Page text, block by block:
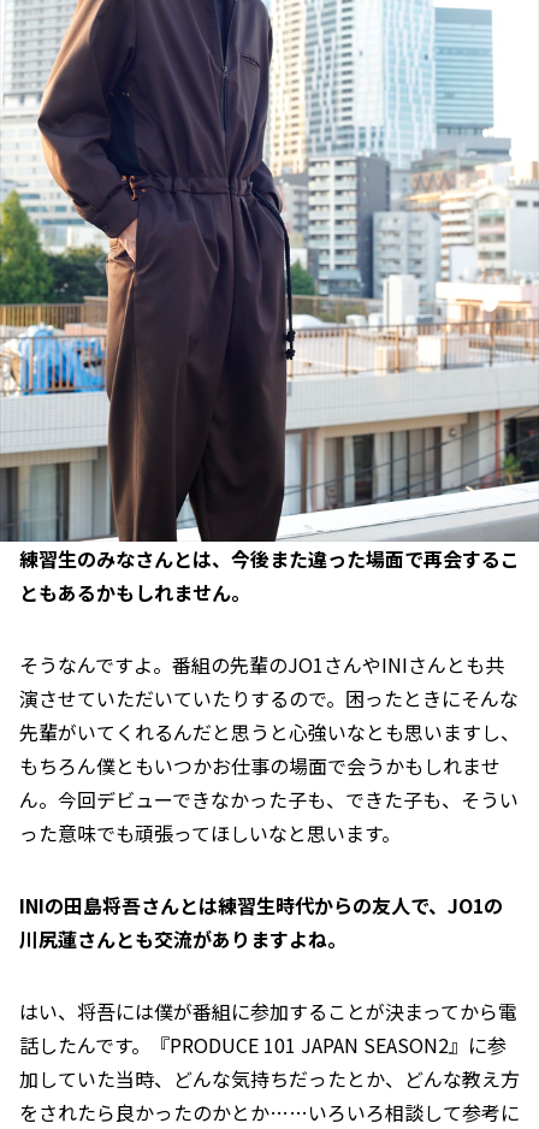
――練習生のみなさんとは、今後また違った場面で再会するこ
ともあるかもしれません。
そうなんですよ。番組の先輩のJO1さんやINIさんとも共
演させていただいていたりするので。困ったときにそんな
先輩がいてくれるんだと思うと心強いなとも思いますし、
もちろん僕ともいつかお仕事の場面で会うかもしれませ
ん。今回デビューできなかった子も、できた子も、そうい
った意味でも頑張ってほしいなと思います。
――INIの田島将吾さんとは練習生時代からの友人で、JO1の
川尻蓮さんとも交流がありますよね。
はい、将吾には僕が番組に参加することが決まってから電
話したんです。『PRODUCE 101 JAPAN SEASON2』に参
加していた当時、どんな気持ちだったとか、どんな教え方
をされたら良かったのかとか……いろいろ相談して参考に